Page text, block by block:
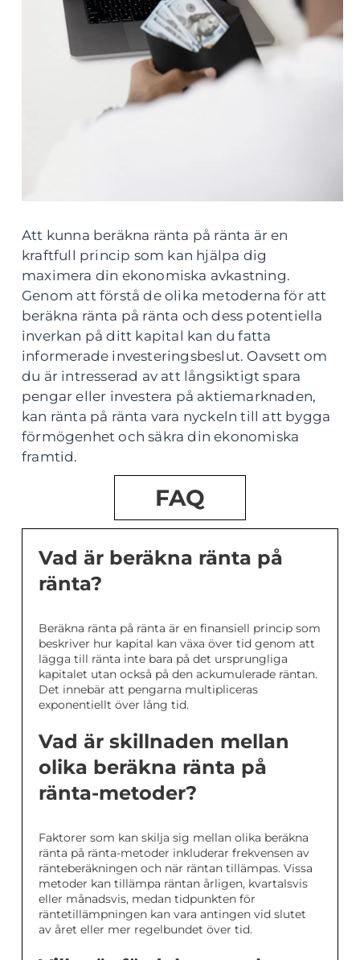
Att kunna beräkna ränta på ränta är en
kraftfull princip som kan hjälpa dig
maximera din ekonomiska avkastning.
Genom att förstå de olika metoderna för att
beräkna ränta på ränta och dess potentiella
inverkan på ditt kapital kan du fatta
informerade investeringsbeslut. Oavsett om
du är intresserad av att långsiktigt spara
pengar eller investera på aktiemarknaden,
kan ränta på ränta vara nyckeln till att bygga
förmögenhet och säkra din ekonomiska
framtid.
FAQ
Vad är beräkna ränta på
ränta?
Beräkna ränta på ränta är en finansiell princip som
beskriver hur kapital kan växa över tid genom att
lägga till ränta inte bara på det ursprungliga
kapitalet utan också på den ackumulerade räntan.
Det innebär att pengarna multipliceras
exponentiellt över lång tid.
Vad är skillnaden mellan
olika beräkna ränta på
ränta-metoder?
Faktorer som kan skilja sig mellan olika beräkna
ränta på ränta-metoder inkluderar frekvensen av
ränteberäkningen och när räntan tillämpas. Vissa
metoder kan tillämpa räntan årligen, kvartalsvis
eller månadsvis, medan tidpunkten för
räntetillämpningen kan vara antingen vid slutet
av året eller mer regelbundet över tid.